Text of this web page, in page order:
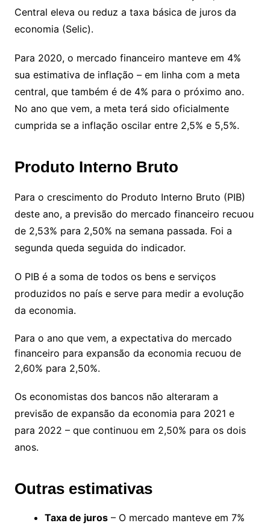
Central eleva ou reduz a taxa básica de juros da
economia (Selic).
Para 2020, o mercado financeiro manteve em 4%
sua estimativa de inflação – em linha com a meta
central, que também é de 4% para o próximo ano.
No ano que vem, a meta terá sido oficialmente
cumprida se a inflação oscilar entre 2,5% e 5,5%.
Produto Interno Bruto
Para o crescimento do Produto Interno Bruto (PIB)
deste ano, a previsão do mercado financeiro recuou
de 2,53% para 2,50% na semana passada. Foi a
segunda queda seguida do indicador.
O PIB é a soma de todos os bens e serviços
produzidos no país e serve para medir a evolução
da economia.
Para o ano que vem, a expectativa do mercado
financeiro para expansão da economia recuou de
2,60% para 2,50%.
Os economistas dos bancos não alteraram a
previsão de expansão da economia para 2021 e
para 2022 – que continuou em 2,50% para os dois
anos.
Outras estimativas
Taxa de juros– O mercado manteve em 7%